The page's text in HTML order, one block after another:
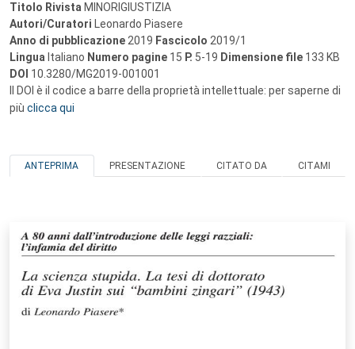
Titolo Rivista MINORIGIUSTIZIA
Autori/Curatori Leonardo Piasere
Anno di pubblicazione 2019 Fascicolo 2019/1
Lingua Italiano Numero pagine 15 P. 5-19 Dimensione file 133 KB
DOI 10.3280/MG2019-001001
Il DOI è il codice a barre della proprietà intellettuale: per saperne di
più clicca qui
ANTEPRIMA PRESENTAZIONE CITATO DA CITAMI